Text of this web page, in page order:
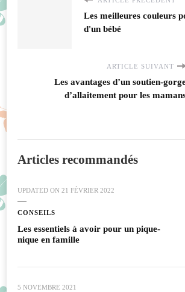
Les meilleures couleurs
d'un bébé
ARTICLE SUIVANT
Les avantages d’un soutien-
d’allaitement pour les
Articles recommandés
UPDATED ON 21 FÉVRIER 2022
CONSEILS
Les essentiels à avoir pour un pique-
nique en famille
5 NOVEMBRE 2021